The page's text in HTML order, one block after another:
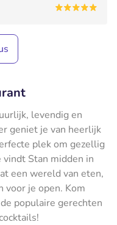
levendig en
geniet je van heerlijk
plek om gezellig
vindt Stan midden in
een wereld van eten,
voor je open. Kom
populaire gerechten